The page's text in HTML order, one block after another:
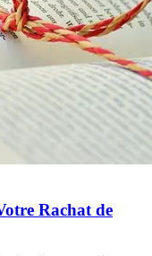
Rachat de